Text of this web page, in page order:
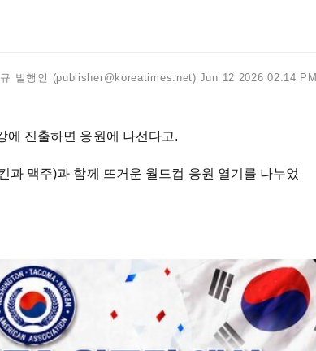
발행인 (publisher@koreatimes.net) Jun 12 2026 02:14 PM
에 진출하면 응원에 나선다고.
과 맥주)과 함께 뜨거운 월드컵 응원 열기를 나누었